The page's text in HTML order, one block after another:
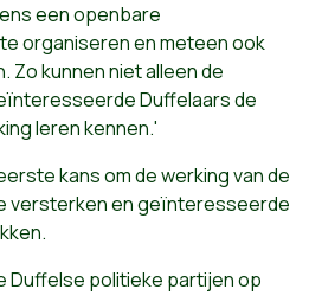
een openbare
organiseren en meteen ook
Zo kunnen niet alleen de
Duffelaars de
leren kennen.'
kans om de werking van de
versterken en geïnteresseerde
Duffelse politieke partijen op